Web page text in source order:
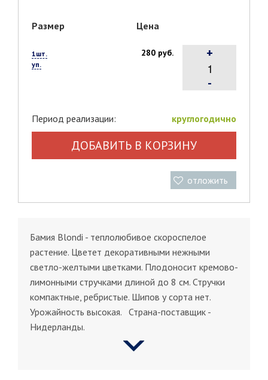
Размер Цена
1шт.
уп.
280 руб.
-
+
Период реализации: круглогодично
ДОБАВИТЬ В КОРЗИНУ
отложить
Бамия Blondi - теплолюбивое скороспелое
растение. Цветет декоративными нежными
светло-желтыми цветками. Плодоносит кремово-
лимонными стручками длиной до 8 см. Стручки
компактные, ребристые. Шипов у сорта нет.
Урожайность высокая. Страна-поставщик -
Нидерланды.